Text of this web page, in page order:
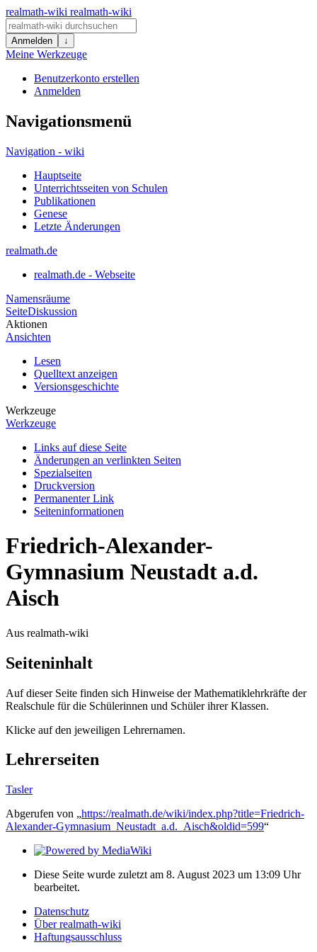
realmath-wiki realmath-wiki
Anmelden ↓
Meine Werkzeuge
Benutzerkonto erstellen
Anmelden
Navigationsmenü
Navigation - wiki
Hauptseite
Unterrichtsseiten von Schulen
Publikationen
Genese
Letzte Änderungen
realmath.de
realmath.de - Webseite
Namensräume
SeiteDiskussion
Aktionen
Ansichten
Lesen
Quelltext anzeigen
Versionsgeschichte
Werkzeuge
Werkzeuge
Links auf diese Seite
Änderungen an verlinkten Seiten
Spezialseiten
Druckversion
Permanenter Link
Seiten­informationen
Friedrich-Alexander-
Gymnasium Neustadt a.d.
Aisch
Aus realmath-wiki
Seiteninhalt
Auf dieser Seite finden sich Hinweise der Mathematiklehrkräfte der
Realschule für die Schülerinnen und Schüler ihrer Klassen.
Klicke auf den jeweiligen Lehrernamen.
Lehrerseiten
Tasler
Abgerufen von „https://realmath.de/wiki/index.php?title=Friedrich-
Alexander-Gymnasium_Neustadt_a.d._Aisch&oldid=599“
Diese Seite wurde zuletzt am 8. August 2023 um 13:09 Uhr
bearbeitet.
Datenschutz
Über realmath-wiki
Haftungsausschluss